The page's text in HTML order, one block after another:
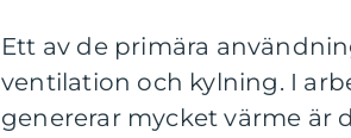
Ett av de primära
ventilation och kylning. I
genererar mycket värme